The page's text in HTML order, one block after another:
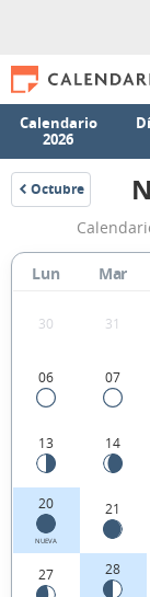
Calendario
2026
Octubre
2006
Lun Mar
30 31
06 07
13 14
20
NUEVA
21
27 28